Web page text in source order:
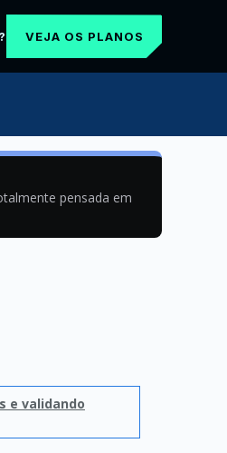
VEJA OS PLANOS
pensada em
e validando